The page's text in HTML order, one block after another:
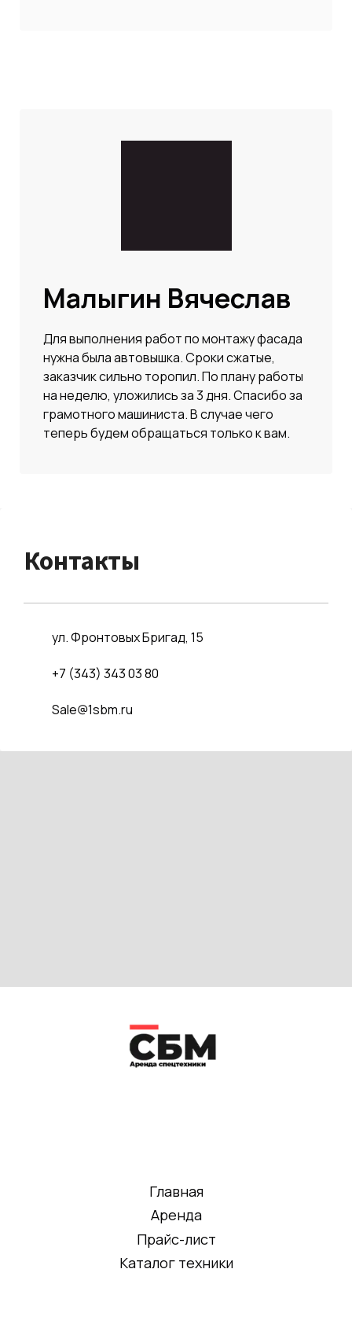
Малыгин Вячеслав
Для выполнения работ по монтажу фасада
нужна была автовышка. Сроки сжатые,
заказчик сильно торопил. По плану работы
на неделю, уложились за 3 дня. Спасибо за
грамотного машиниста. В случае чего
теперь будем обращаться только к вам.
Контакты
ул. Фронтовых Бригад, 15
+7 (343) 343 03 80
Sale@1sbm.ru
Главная
Аренда
Прайс-лист
Каталог техники